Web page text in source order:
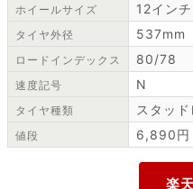
ホイールサイズ 12インチ
タイヤ外径 537mm
ロードインデックス 80/78
速度記号 N
タイヤ種類 スタッ
値段 6,890円